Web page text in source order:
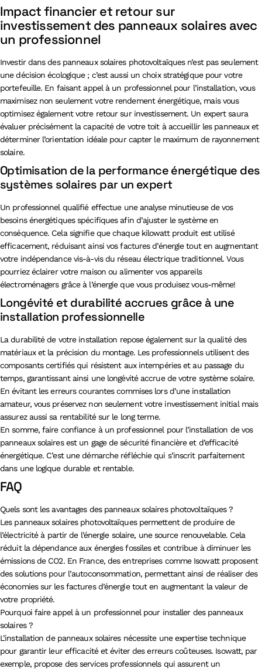
Impact financier et retour sur
investissement des panneaux solaires avec
un professionnel
Investir dans des panneaux solaires photovoltaïques n’est pas seulement
une décision écologique ; c’est aussi un choix stratégique pour votre
portefeuille. En faisant appel à un professionnel pour l’installation, vous
maximisez non seulement votre rendement énergétique, mais vous
optimisez également votre retour sur investissement. Un expert saura
évaluer précisément la capacité de votre toit à accueillir les panneaux et
déterminer l’orientation idéale pour capter le maximum de rayonnement
solaire.
Optimisation de la performance énergétique des
systèmes solaires par un expert
Un professionnel qualifié effectue une analyse minutieuse de vos
besoins énergétiques spécifiques afin d’ajuster le système en
conséquence. Cela signifie que chaque kilowatt produit est utilisé
efficacement, réduisant ainsi vos factures d’énergie tout en augmentant
votre indépendance vis-à-vis du réseau électrique traditionnel. Vous
pourriez éclairer votre maison ou alimenter vos appareils
électroménagers grâce à l’énergie que vous produisez vous-même!
Longévité et durabilité accrues grâce à une
installation professionnelle
La durabilité de votre installation repose également sur la qualité des
matériaux et la précision du montage. Les professionnels utilisent des
composants certifiés qui résistent aux intempéries et au passage du
temps, garantissant ainsi une longévité accrue de votre système solaire.
En évitant les erreurs courantes commises lors d’une installation
amateur, vous préservez non seulement votre investissement initial mais
assurez aussi sa rentabilité sur le long terme.
En somme, faire confiance à un professionnel pour l’installation de vos
panneaux solaires est un gage de sécurité financière et d’efficacité
énergétique. C’est une démarche réfléchie qui s’inscrit parfaitement
dans une logique durable et rentable.
FAQ
Quels sont les avantages des panneaux solaires photovoltaïques ?
Les panneaux solaires photovoltaïques permettent de produire de
l’électricité à partir de l’énergie solaire, une source renouvelable. Cela
réduit la dépendance aux énergies fossiles et contribue à diminuer les
émissions de CO2. En France, des entreprises comme Isowatt proposent
des solutions pour l’autoconsommation, permettant ainsi de réaliser des
économies sur les factures d’énergie tout en augmentant la valeur de
votre propriété.
Pourquoi faire appel à un professionnel pour installer des panneaux
solaires ?
L’installation de panneaux solaires nécessite une expertise technique
pour garantir leur efficacité et éviter des erreurs coûteuses. Isowatt, par
exemple, propose des services professionnels qui assurent un